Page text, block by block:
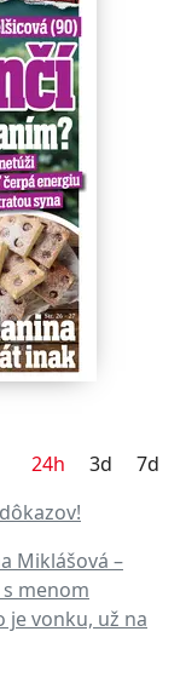
24h 3d
7d
Miklášová –
menom
je vonku, už na